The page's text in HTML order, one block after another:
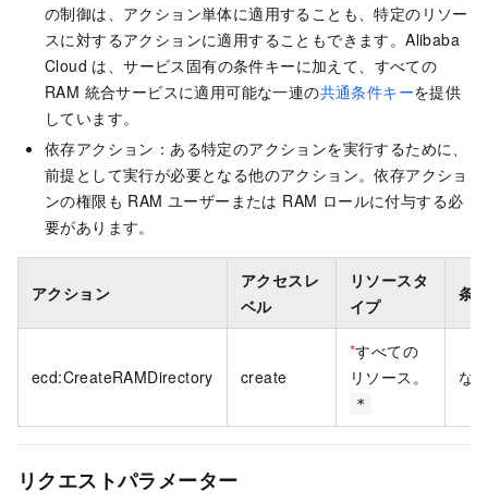
の制御は、アクション単体に適用することも、特定のリソー
スに対するアクションに適用することもできます。Alibaba
Cloud は、サービス固有の条件キーに加えて、すべての
RAM 統合サービスに適用可能な一連の共通条件キーを提供
しています。
依存アクション：ある特定のアクションを実行するために、
前提として実行が必要となる他のアクション。依存アクショ
ンの権限も RAM ユーザーまたは RAM ロールに付与する必
要があります。
アクション
アクセスレ
ベル
リソースタ
イプ
条
ecd:CreateRAMDirectory create
*すべての
リソース。
*
なし
リクエストパラメーター